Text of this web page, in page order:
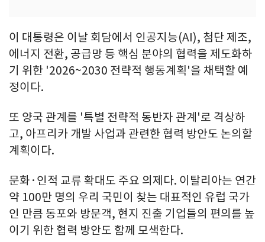
이 대통령은 이날 회담에서 인공지능(AI), 첨단 제조,
에너지 전환, 공급망 등 핵심 분야의 협력을 제도화하
기 위한 '2026~2030 전략적 행동계획'을 채택할 예
정이다.
또 양국 관계를 '특별 전략적 동반자 관계'로 격상하
고, 아프리카 개발 사업과 관련한 협력 방안도 논의할
계획이다.
문화·인적 교류 확대도 주요 의제다. 이탈리아는 연간
약 100만 명의 우리 국민이 찾는 대표적인 유럽 국가
인 만큼 동포와 방문객, 현지 진출 기업들의 편의를 높
이기 위한 협력 방안도 함께 모색한다.